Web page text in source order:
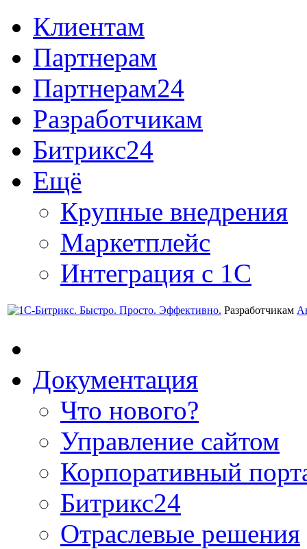
Клиентам
Партнерам
Партнерам24
Разработчикам
Битрикс24
Ещё
Крупные внедрения
Маркетплейс
Интеграция с 1С
Разработчикам
Документация
Что нового?
Управление сайтом
Корпоративный
Битрикс24
Отраслевые решения